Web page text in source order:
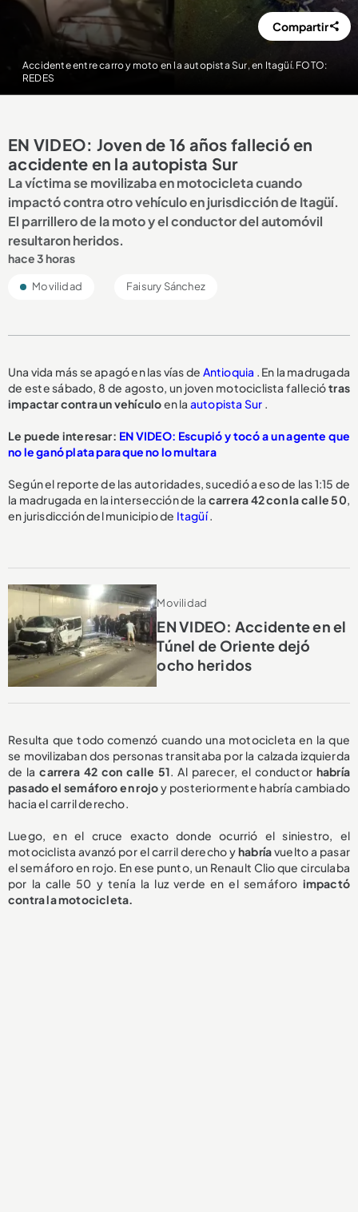
Accidente entre carro y moto en la autopista Sur, en Itagüí. FOTO:
REDES
Compartir
EN VIDEO: Joven de 16 años falleció en
accidente en la autopista Sur
La víctima se movilizaba en motocicleta cuando
impactó contra otro vehículo en jurisdicción de Itagüí.
El parrillero de la moto y el conductor del automóvil
resultaron heridos.
hace 3 horas
Movilidad Faisury Sánchez
Una vida más se apagó en las vías de Antioquia . En la madrugada
de este sábado, 8 de agosto, un joven motociclista falleciótras
impactar contra un vehículoen la autopista Sur .
Le puede interesar: EN VIDEO: Escupió y tocó a un agente que
no le ganó plata para que no lo multara
Según el reporte de las autoridades, sucedió a eso de las 1:15 de
la madrugada en la intersección de la carrera 42 con la calle 50,
en jurisdicción del municipio de Itagüí.
Movilidad
EN VIDEO: Accidente en el
Túnel de Oriente dejó
ocho heridos
Resulta que todo comenzó cuando una motocicleta en la que
se movilizaban dos personas transitaba por la calzada izquierda
de lacarrera 42 con calle 51. Al parecer, el conductor habría
pasado el semáforo en rojoy posteriormente habría cambiado
hacia el carril derecho.
Luego, en el cruce exacto donde ocurrió el siniestro, el
motociclista avanzó por el carril derecho yhabríavuelto a pasar
el semáforo en rojo. En ese punto, un Renault Clio que circulaba
por la calle 50 y tenía la luz verde en el semáforo impactó
contra la motocicleta.